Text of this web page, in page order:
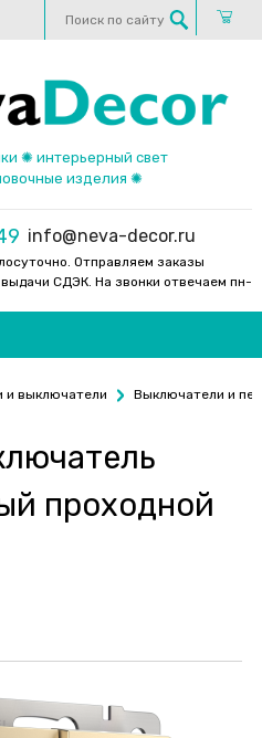
✺ интерьерный свет
изделия ✺
info@neva-decor.ru
Отправляем заказы
СДЭК. На звонки отвечаем пн-
и выключатели Выключатели и
проходной